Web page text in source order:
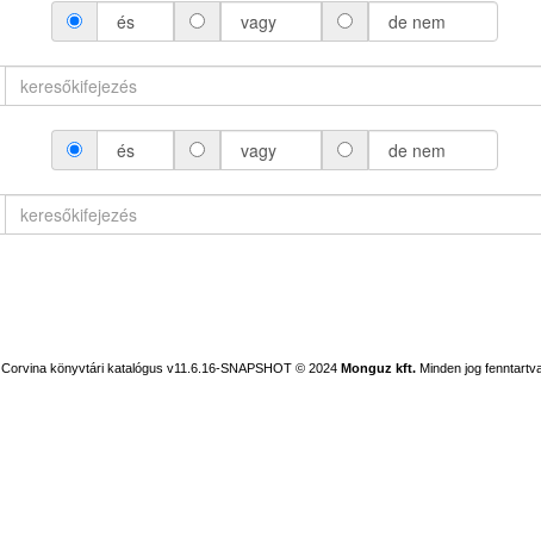
és vagy de nem
és vagy de nem
Corvina könyvtári katalógus v11.6.16-SNAPSHOT © 2024 Monguz kft. Minden jog